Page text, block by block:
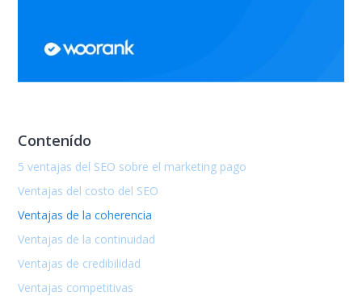
Contenído
5 ventajas del SEO sobre el marketing pago
Ventajas del costo del SEO
Ventajas de la coherencia
Ventajas de la continuidad
Ventajas de credibilidad
Ventajas competitivas